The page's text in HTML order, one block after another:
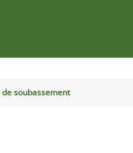
de soubassement